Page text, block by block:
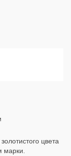
цвета
марки.